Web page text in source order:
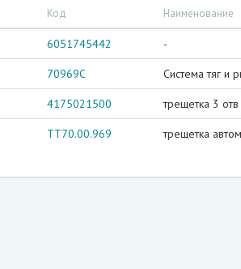
Код Наименование
6051745442 -
70969C Система тяг и
4175021500 трещетка 3
TT70.00.969 трещетка